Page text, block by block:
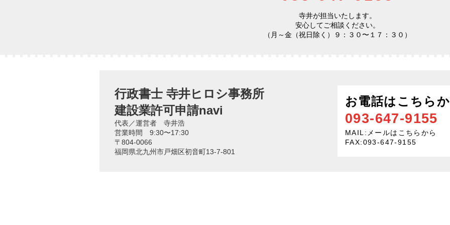
寺井が担当いたします。
安心してご相談ください。
（月～金（祝日除く）９：３０〜１７：３０）
行政書士 寺井ヒロシ事務所
建設業許可申請navi
代表／運営者 寺井浩
営業時間 9:30〜17:30
〒804-0066
福岡県北九州市戸畑区初音町13-7-801
お電話はこちら
093-647-9155
MAIL: メールはこちらから
FAX:093-647-9155